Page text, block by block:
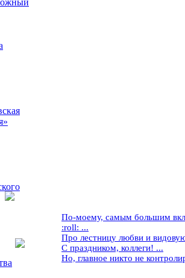
По-моему, самым большим
:roll: ...
Про лестницу любви и
С праздником, коллеги! ...
Но, главное никто не